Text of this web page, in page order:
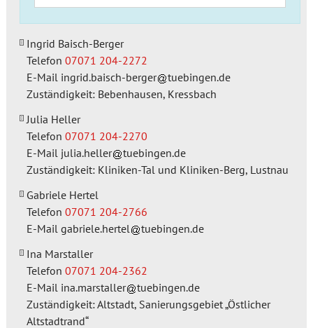
Ingrid Baisch-Berger
Telefon 07071 204-2272
E-Mail ingrid.baisch-berger
tuebingen.de
Zuständigkeit: Bebenhausen, Kressbach
Julia Heller
Telefon 07071 204-2270
E-Mail julia.heller
tuebingen.de
Zuständigkeit: Kliniken-Tal und Kliniken-Berg, Lustnau
Gabriele Hertel
Telefon 07071 204-2766
E-Mail gabriele.hertel
tuebingen.de
Ina Marstaller
Telefon 07071 204-2362
E-Mail ina.marstaller
tuebingen.de
Zuständigkeit: Altstadt, Sanierungsgebiet „Östlicher
Altstadtrand“